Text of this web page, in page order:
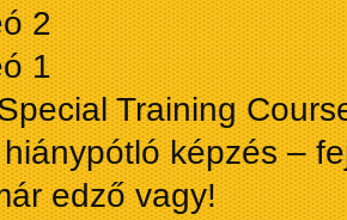
2
1
Training
képzés –
edző vagy!